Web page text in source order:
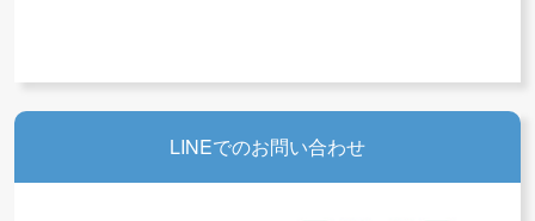
LINEでのお問い合わせ